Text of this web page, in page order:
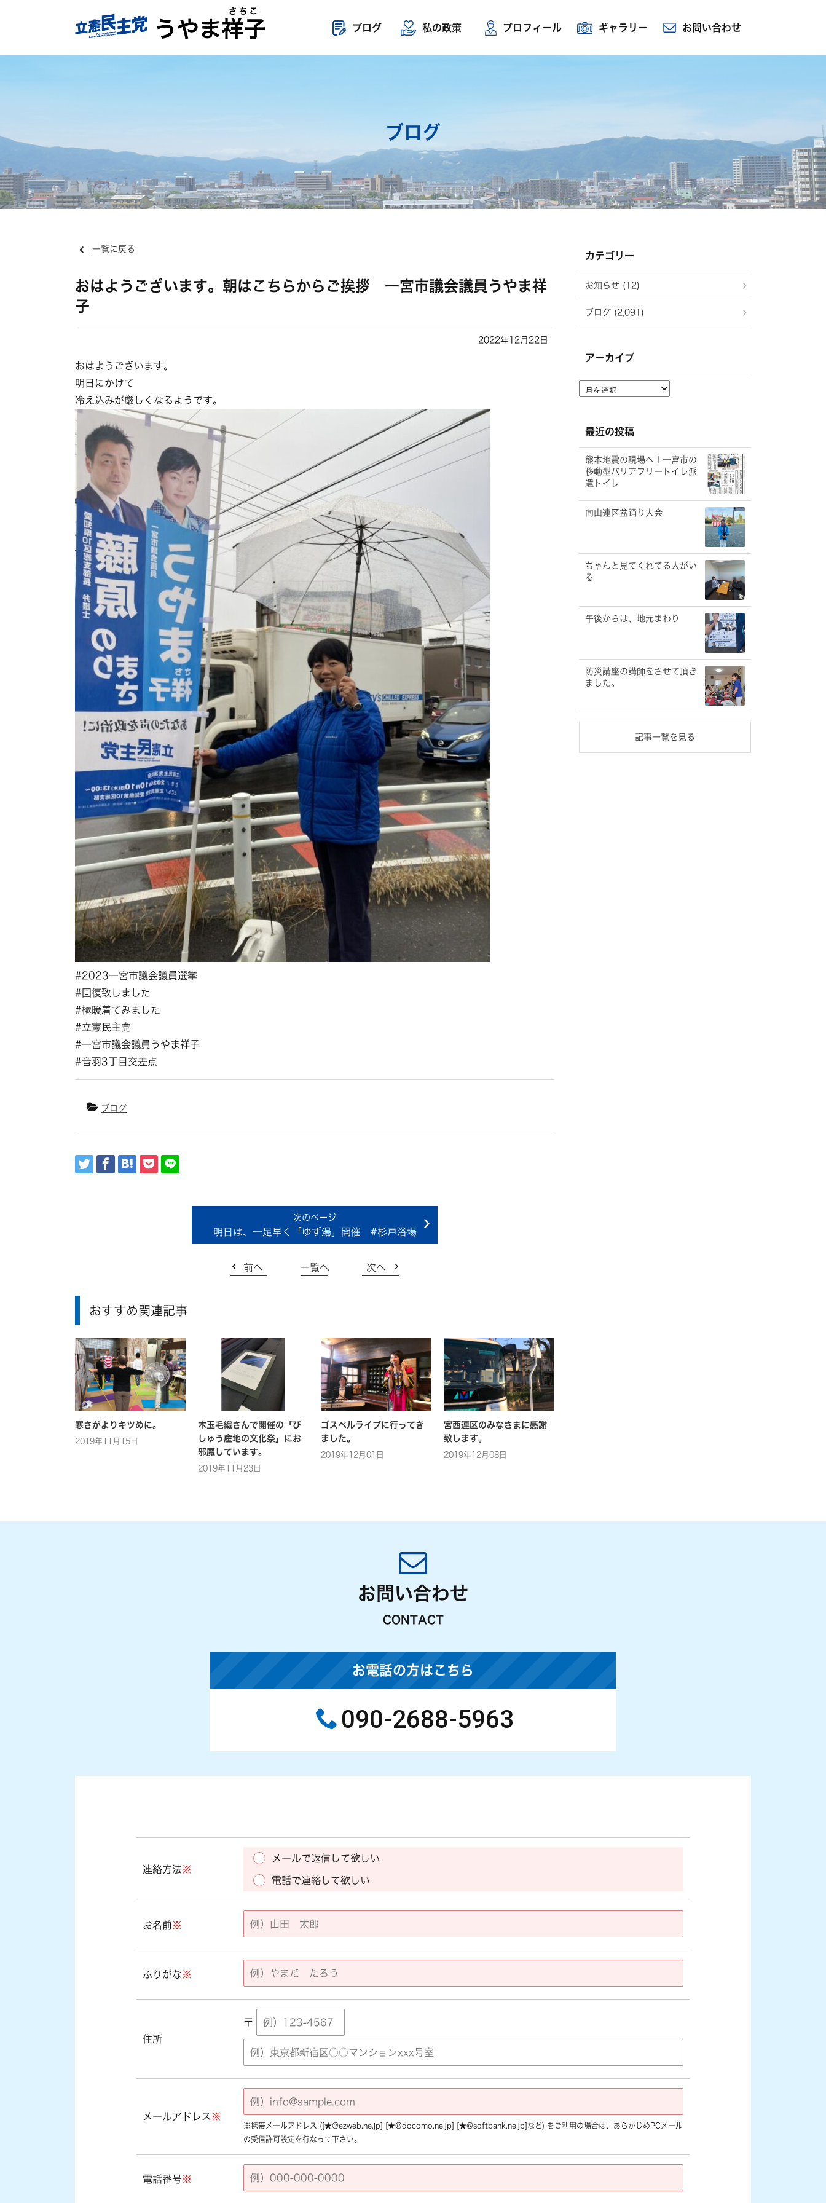
ブログ 私の政策 プロフィール ギャラリー お問い合わせ
ブログ
一覧に戻る
おはようございます。朝はこちらからご挨拶 一宮市議会議員うやま祥
子
2022年12月22日
おはようございます。
明日にかけて
冷え込みが厳しくなるようです。
#2023一宮市議会議員選挙
#回復致しました
#極暖着てみました
#立憲民主党
#一宮市議会議員うやま祥子
#音羽3丁目交差点
ブログ
明日は、一足早く「ゆず湯」開催 #杉戸浴場
前へ 一覧へ 次へ
おすすめ関連記事
寒さがよりキツめに。
2019年11月15日
木玉毛織さんで開催の「び
しゅう産地の文化祭」にお
邪魔しています。
2019年11月23日
ゴスペルライブに行ってき
ました。
2019年12月01日
宮西連区のみなさまに感謝
致します。
2019年12月08日
カテゴリー
お知らせ (12)
ブログ (2,091)
アーカイブ
ア
ー
ブ
最近の投稿
熊本地震の現場へ！一宮市の
移動型バリアフリートイレ派
遣トイレ
向山連区盆踊り大会
ちゃんと見てくれてる人がい
る
午後からは、地元まわり
防災講座の講師をさせて頂き
ました。
記事一覧を見る
お問い合わせ
CONTACT
お電話の方はこちら
090-2688-5963
連絡方法※
メールで返信して欲しい
電話で連絡して欲しい
お名前※
ふりがな※
住所
〒
メールアドレス ※
※携帯メールアドレス ([★@ezweb.ne.jp] [★@docomo.ne.jp] [★@softbank.ne.jp]など) をご利用の場合は、あらかじめPCメール
の受信許可設定を行なって下さい。
電話番号※